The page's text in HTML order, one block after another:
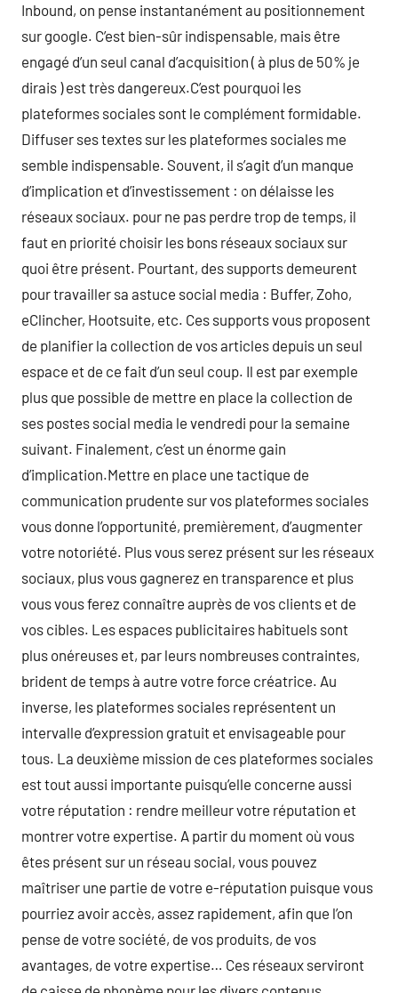
Inbound, on pense instantanément au positionnement
sur google. C’est bien-sûr indispensable, mais être
engagé d’un seul canal d’acquisition ( à plus de 50% je
dirais ) est très dangereux.C’est pourquoi les
plateformes sociales sont le complément formidable.
Diffuser ses textes sur les plateformes sociales me
semble indispensable. Souvent, il s’agit d’un manque
d’implication et d’investissement : on délaisse les
réseaux sociaux. pour ne pas perdre trop de temps, il
faut en priorité choisir les bons réseaux sociaux sur
quoi être présent. Pourtant, des supports demeurent
pour travailler sa astuce social media : Buffer, Zoho,
eClincher, Hootsuite, etc. Ces supports vous proposent
de planifier la collection de vos articles depuis un seul
espace et de ce fait d’un seul coup. Il est par exemple
plus que possible de mettre en place la collection de
ses postes social media le vendredi pour la semaine
suivant. Finalement, c’est un énorme gain
d’implication.Mettre en place une tactique de
communication prudente sur vos plateformes sociales
vous donne l’opportunité, premièrement, d’augmenter
votre notoriété. Plus vous serez présent sur les réseaux
sociaux, plus vous gagnerez en transparence et plus
vous vous ferez connaître auprès de vos clients et de
vos cibles. Les espaces publicitaires habituels sont
plus onéreuses et, par leurs nombreuses contraintes,
brident de temps à autre votre force créatrice. Au
inverse, les plateformes sociales représentent un
intervalle d’expression gratuit et envisageable pour
tous. La deuxième mission de ces plateformes sociales
est tout aussi importante puisqu’elle concerne aussi
votre réputation : rendre meilleur votre réputation et
montrer votre expertise. A partir du moment où vous
êtes présent sur un réseau social, vous pouvez
maîtriser une partie de votre e-réputation puisque vous
pourriez avoir accès, assez rapidement, afin que l’on
pense de votre société, de vos produits, de vos
avantages, de votre expertise… Ces réseaux serviront